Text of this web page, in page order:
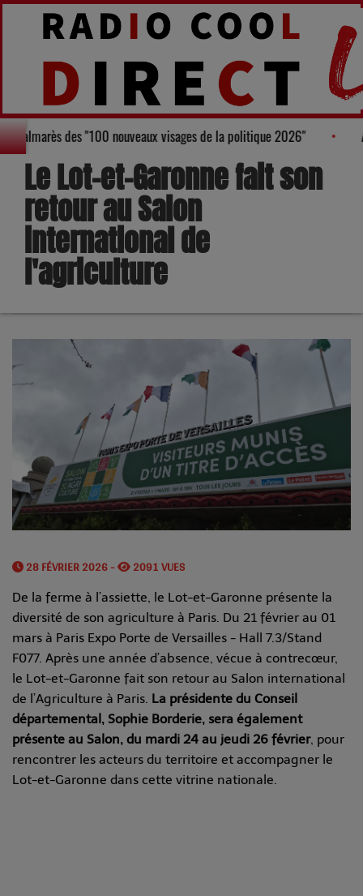
figure au Palmarès des "100 nouveaux visages de la politique
Le Lot-et-Garonne fait son
retour au Salon
international de
l'agriculture
28 FÉVRIER 2026 - 2091 VUES
De la ferme à l’assiette, le Lot-et-Garonne présente la
diversité de son agriculture à Paris. Du 21 février au 01
mars à Paris Expo Porte de Versailles - Hall 7.3/Stand
F077. Après une année d’absence, vécue à contrecœur,
le Lot-et-Garonne fait son retour au Salon international
de l’Agriculture à Paris. La présidente du Conseil
départemental, Sophie Borderie, sera également
présente au Salon, du mardi 24 au jeudi 26 février, pour
rencontrer les acteurs du territoire et accompagner le
Lot-et-Garonne dans cette vitrine nationale.